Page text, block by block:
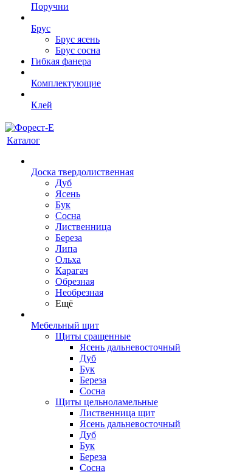
Поручни
Брус
Брус ясень
Брус сосна
Гибкая фанера
Комплектующие
Клей
Каталог
Доска твердолиственная
Дуб
Ясень
Бук
Сосна
Лиственница
Береза
Липа
Ольха
Карагач
Обрезная
Необрезная
Ещё
Мебельный щит
Щиты сращенные
Ясень дальневосточный
Дуб
Бук
Береза
Сосна
Щиты цельноламельные
Лиственница щит
Ясень дальневосточный
Дуб
Бук
Береза
Сосна